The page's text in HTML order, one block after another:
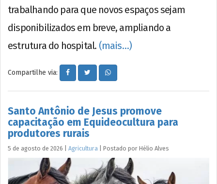
trabalhando para que novos espaços sejam
disponibilizados em breve, ampliando a
estrutura do hospital. (mais…)
Compartilhe via:
Santo Antônio de Jesus promove
capacitação em Equideocultura para
produtores rurais
5 de agosto de 2026 Agricultura Postado por Hélio Alves